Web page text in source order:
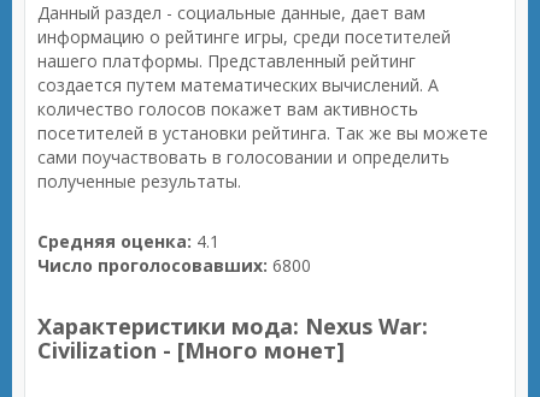
Данный раздел - социальные данные, дает вам
информацию о рейтинге игры, среди посетителей
нашего платформы. Представленный рейтинг
создается путем математических вычислений. А
количество голосов покажет вам активность
посетителей в установки рейтинга. Так же вы можете
сами поучаствовать в голосовании и определить
полученные результаты.
Средняя оценка: 4.1
Число проголосовавших: 6800
Характеристики мода: Nexus War:
Civilization - [Много монет]